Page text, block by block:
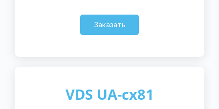
Заказать
VDS UA-cx81